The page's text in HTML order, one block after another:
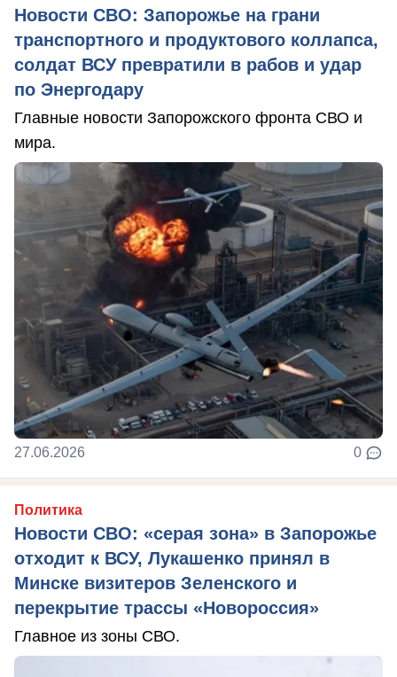
Новости СВО: Запорожье на грани
транспортного и продуктового коллапса,
солдат ВСУ превратили в рабов и удар
по Энергодару
Главные новости Запорожского фронта СВО и
мира.
27.06.2026 0
Политика
Новости СВО: «серая зона» в Запорожье
отходит к ВСУ, Лукашенко принял в
Минске визитеров Зеленского и
перекрытие трассы «Новороссия»
Главное из зоны СВО.